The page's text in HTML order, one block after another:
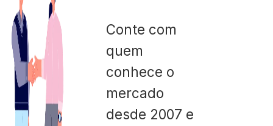
Conte com
quem
conhece o
mercado
desde 2007 e